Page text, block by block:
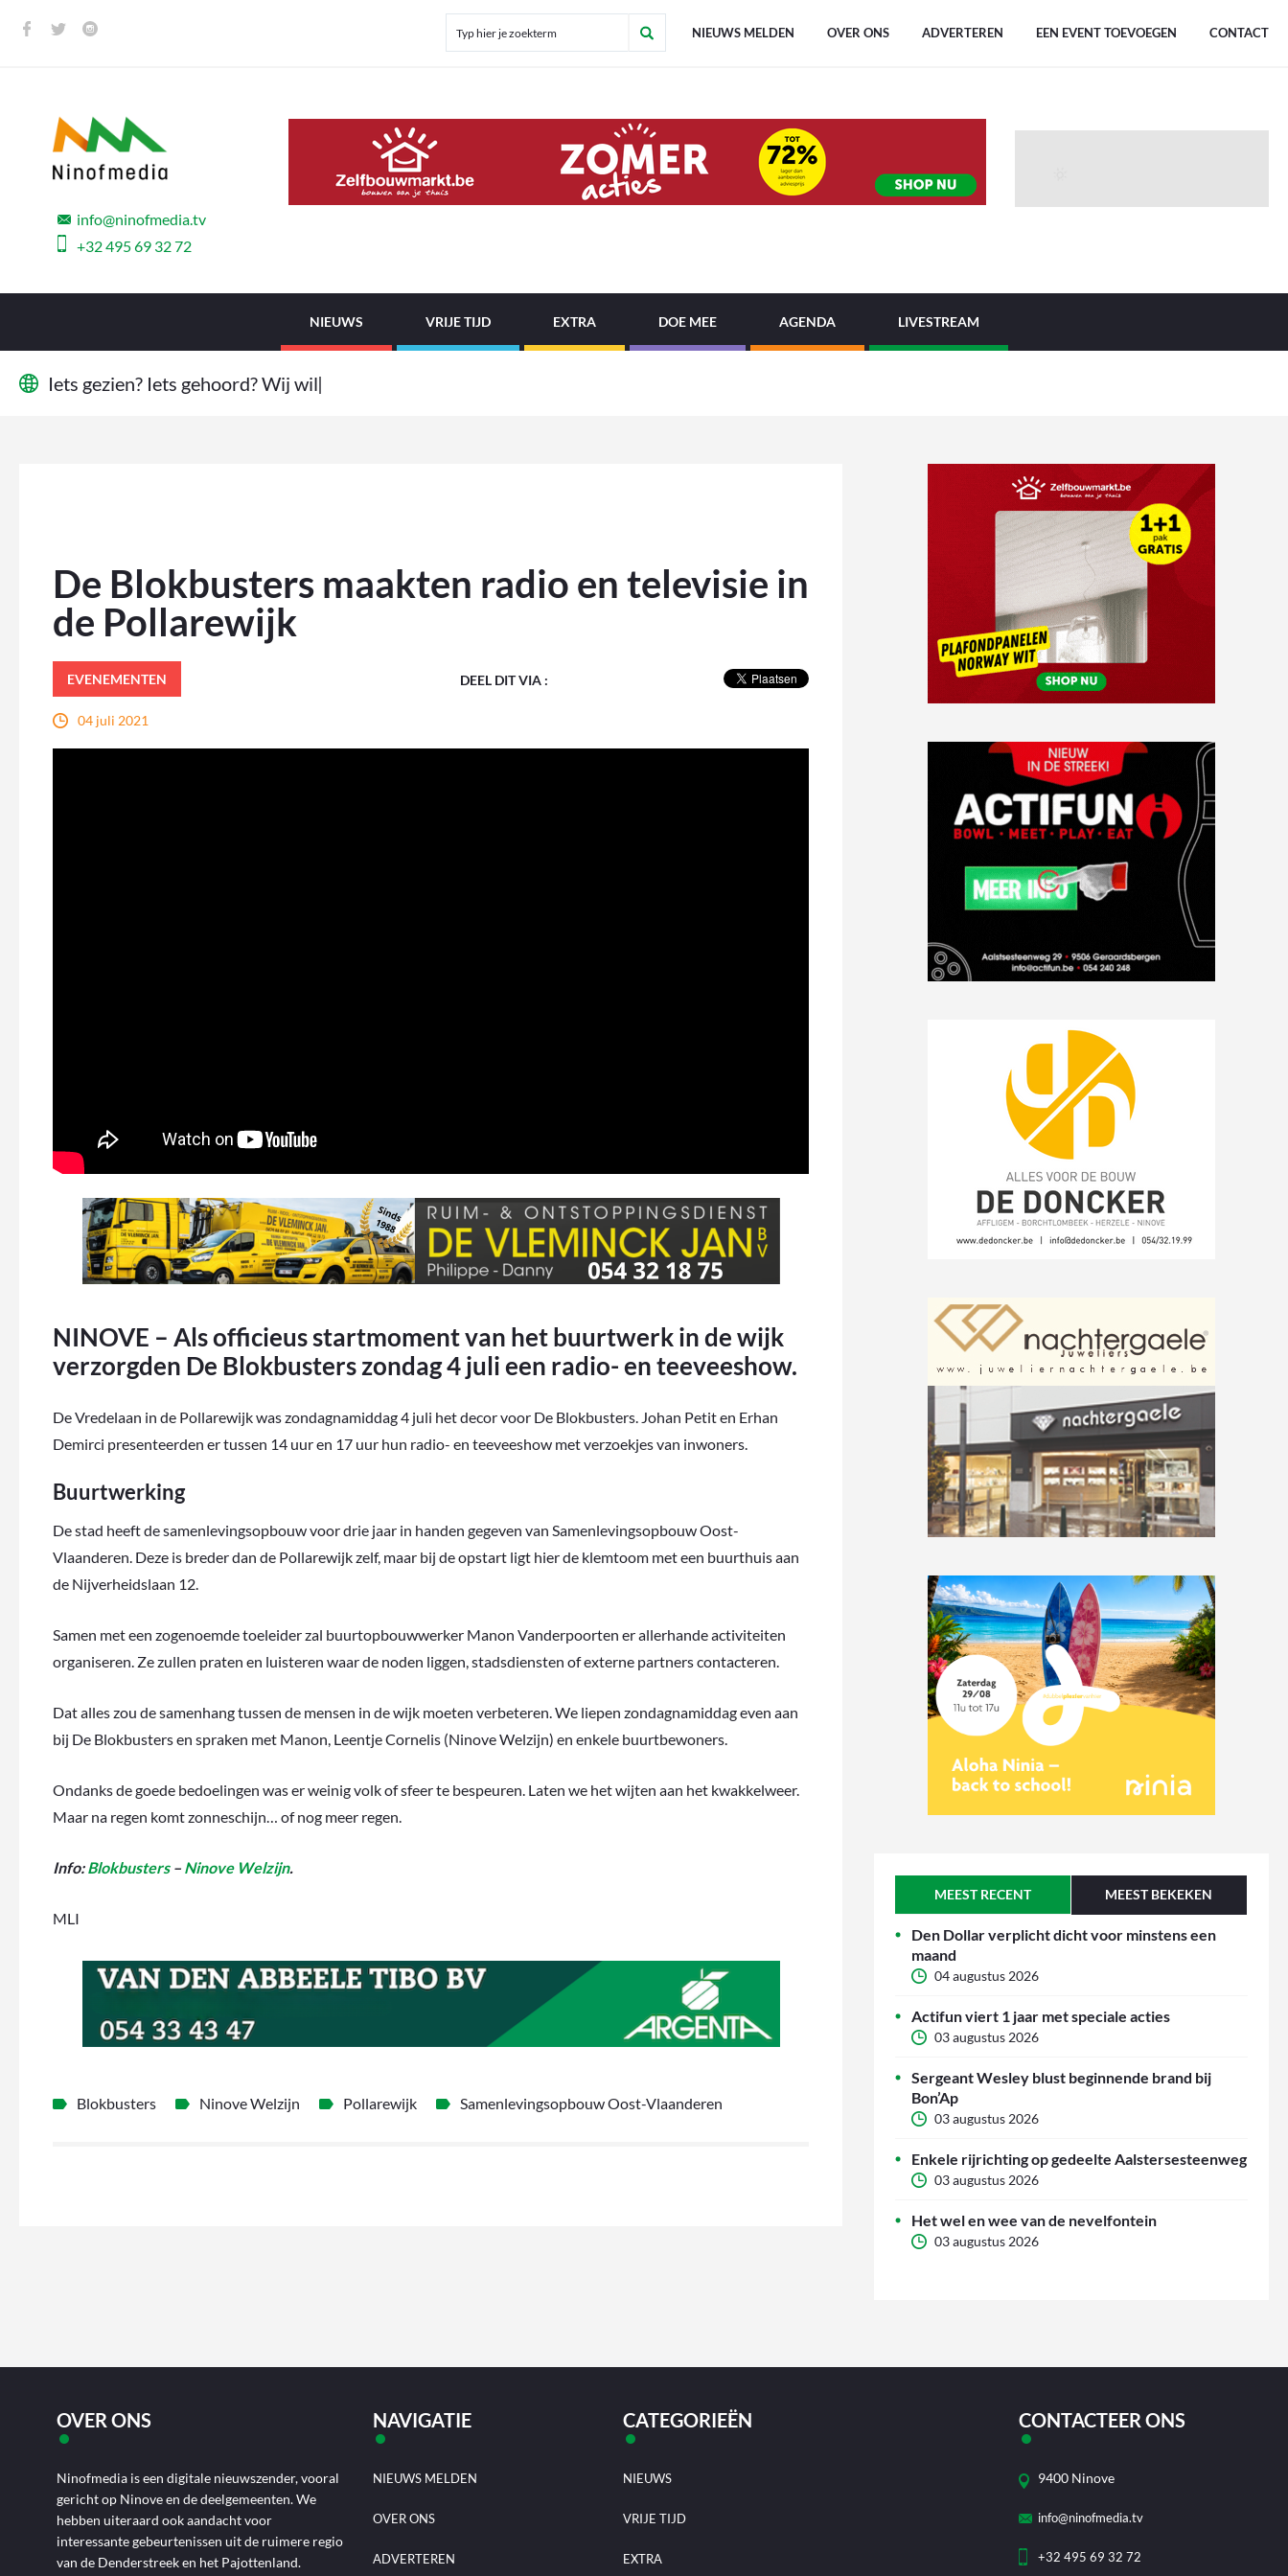
NIEUWS MELDEN OVER ONS ADVERTEREN EEN EVENT TOEVOEGEN CONTACT
info@ninofmedia.tv
+32 495 69 32 72
NIEUWS VRIJE TIJD EXTRA DOE MEE AGENDA LIVESTREAM
Iets gezien? Iets gehoord?Wij will
De Blokbusters maakten radio en televisie in
de Pollarewijk
EVENEMENTEN
04 juli 2021
DEEL DIT VIA :
NINOVE – Als officieus startmoment van het buurtwerk in de wijk
verzorgden De Blokbusters zondag 4 juli een radio- en teeveeshow.
De Vredelaan in de Pollarewijk was zondagnamiddag 4 juli het decor voor De Blokbusters. Johan Petit en Erhan
Demirci presenteerden er tussen 14 uur en 17 uur hun radio- en teeveeshow met verzoekjes van inwoners.
Buurtwerking
De stad heeft de samenlevingsopbouw voor drie jaar in handen gegeven van Samenlevingsopbouw Oost-
Vlaanderen. Deze is breder dan de Pollarewijk zelf, maar bij de opstart ligt hier de klemtoom met een buurthuis aan
de Nijverheidslaan 12.
Samen met een zogenoemde toeleider zal buurtopbouwwerker Manon Vanderpoorten er allerhande activiteiten
organiseren. Ze zullen praten en luisteren waar de noden liggen, stadsdiensten of externe partners contacteren.
Dat alles zou de samenhang tussen de mensen in de wijk moeten verbeteren. We liepen zondagnamiddag even aan
bij De Blokbusters en spraken met Manon, Leentje Cornelis (Ninove Welzijn) en enkele buurtbewoners.
Ondanks de goede bedoelingen was er weinig volk of sfeer te bespeuren. Laten we het wijten aan het kwakkelweer.
Maar na regen komt zonneschijn… of nog meer regen.
Info:Blokbusters– Ninove Welzijn.
MLI
Blokbusters Ninove Welzijn Pollarewijk Samenlevingsopbouw Oost-Vlaanderen
MEEST RECENT MEEST BEKEKEN
Den Dollar verplicht dicht voor minstens een
maand
04 augustus 2026
Actifun viert 1 jaar met speciale acties
03 augustus 2026
Sergeant Wesley blust beginnende brand bij
Bon’Ap
03 augustus 2026
Enkele rijrichting op gedeelte Aalstersesteenweg
03 augustus 2026
Het wel en wee van de nevelfontein
03 augustus 2026
OVER ONS
Ninofmedia is een digitale nieuwszender, vooral
gericht op Ninove en de deelgemeenten. We
hebben uiteraard ook aandacht voor
interessante gebeurtenissen uit de ruimere regio
van de Denderstreek en het Pajottenland.
NAVIGATIE
NIEUWS MELDEN
OVER ONS
ADVERTEREN
CATEGORIEËN
NIEUWS
VRIJE TIJD
EXTRA
CONTACTEER ONS
9400 Ninove
info@ninofmedia.tv
+32 495 69 32 72